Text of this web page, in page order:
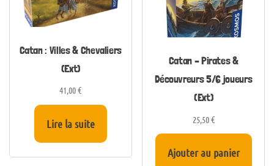
Catan : Villes & Chevaliers
(Ext)
41,00€
Lire la suite
Catan – Pirates &
Découvreurs 5/6 joueurs
(Ext)
25,50€
Ajouter au panier